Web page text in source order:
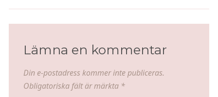
parmaskinka och tomater
Lämna en kommentar
Din e-postadress kommer inte publiceras.
Obligatoriska fält är märkta *